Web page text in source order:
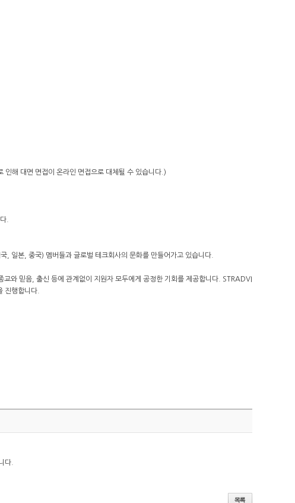
해 대면 면접이 온라인 면접으로 대체될 수 있습니다.)
.
일본, 중국) 멤버들과 글로벌 테크회사의 문화를 만들어가고 있습니다.
와 믿음, 출신 등에 관계없이 지원자 모두에게 공정한 기회를 제공합니다. STRADVI
진행합니다.
다.